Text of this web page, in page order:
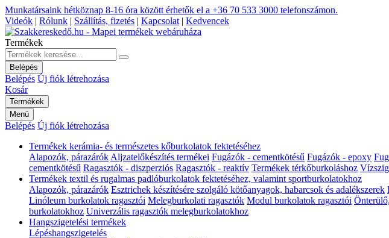
Munkatársaink hétköznap 8-16 óra között érhetők el a +36 70 533 3000 telefonszámon.
Videók | Rólunk | Szállítás, fizetés | Kapcsolat | Kedvencek
Termékek
Belépés
Belépés Új fiók létrehozása
Kosár
Termékek
Menü
Belépés Új fiók létrehozása
Termékek kerámia- és természetes kőburkolatok fektetéséhez
Alapozók, párazárók Aljzatelőkészítés termékei Fugázók - cementkötésű Fugázók - epoxy
cementkötésű Ragasztók - diszperziós Ragasztók - reaktív Termékek térkőburkoláshoz
Termékek textil és rugalmas padlóburkolatok fektetéséhez, valamint sportburkolatokhoz
Alapozók, párazárók Esztrichek készítésére szolgáló kötőanyagok, habarcsok és adalékszerek
Linóleum burkolatok ragasztói Melegburkolati ragasztók Modul burkolatok ragasztói
burkolatokhoz Univerzális ragasztók melegburkolatokhoz
Hangszigetelési termékek
Lépéshangszigetelés